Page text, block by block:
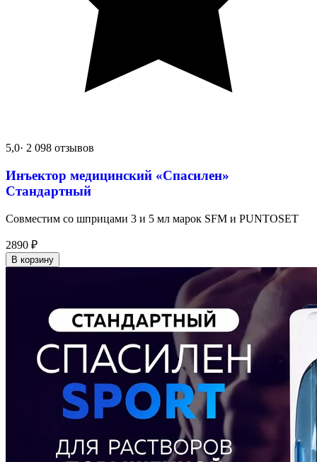
5,0· 2 098 отзывов
Инъектор медицинский «Спасилен»
Стандартный
Совместим со шприцами 3 и 5 мл марок SFM и PUNTOSET
2890 ₽
В корзину